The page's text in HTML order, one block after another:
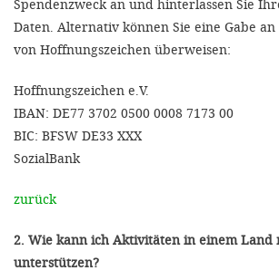
Spendenzweck an und hinterlassen Sie
Daten. Alternativ können Sie eine Gabe
von Hoffnungszeichen überweisen:
Hoffnungszeichen e.V.
IBAN: DE77 3702 0500 0008 7173 00
BIC: BFSW DE33 XXX
SozialBank
zurück
2. Wie kann ich Aktivitäten in einem Land
unterstützen?